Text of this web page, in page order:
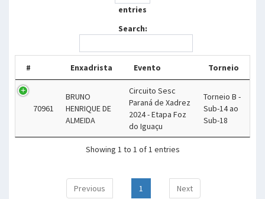
entries
Search:
# Enxadrista Evento Torneio
70961
BRUNO
HENRIQUE DE
ALMEIDA
Circuito Sesc
Paraná de Xadrez
2024 - Etapa Foz
do Iguaçu
Torneio B -
Sub-14 ao
Sub-18
Showing 1 to 1 of 1 entries
Previous 1 Next